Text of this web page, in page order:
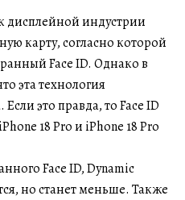
дисплейной индустрии
карту, согласно которой
Face ID. Однако в
эта технология
это правда, то Face ID
18 Pro и iPhone 18 Pro
Face ID, Dynamic
но станет меньше. Также